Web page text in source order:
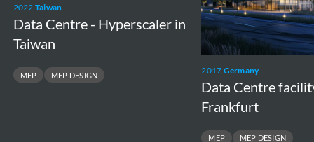
2022 Taiwan
Data Centre - Hyperscaler in
Taiwan
MEP MEP DESIGN 2017 Germany
Data Centre
Frankfurt
MEP MEP DESIGN